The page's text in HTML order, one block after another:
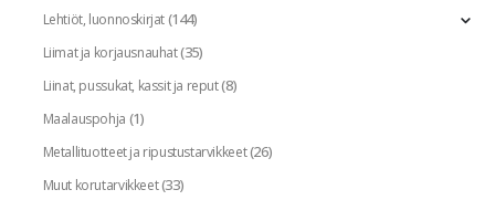
Lehtiöt, luonnoskirjat(144)
Liimat ja korjausnauhat(35)
Liinat, pussukat, kassit ja reput(8)
Maalauspohja (1)
Metallituotteet ja ripustustarvikkeet(26)
Muut korutarvikkeet(33)